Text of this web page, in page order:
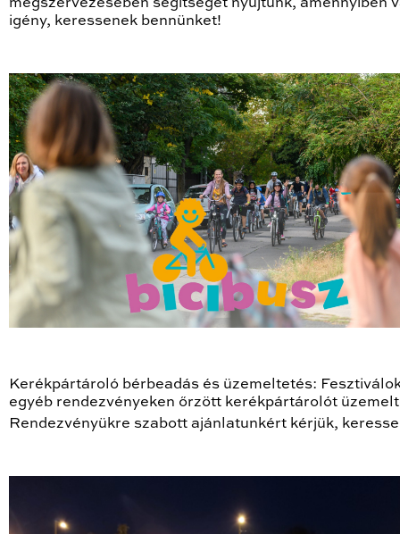
megszervezésében segítséget nyújtunk, amennyiben
igény, keressenek bennünket!
Kerékpártároló bérbeadás és üzemeltetés:
egyéb rendezvényeken őrzött kerékpártárolót
Rendezvényükre szabott ajánlatunkért kérjük,